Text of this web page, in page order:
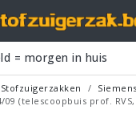
= morgen in huis
Stofzuigerzakken Siemens
09 (telescoopbuis prof.